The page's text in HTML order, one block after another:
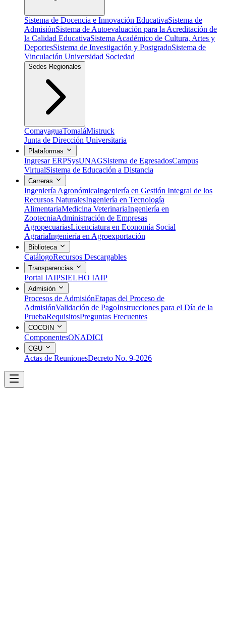
Sistema de Docencia e Innovación EducativaSistema de
AdmisiónSistema de Autoevaluación para la Acreditación de
la Calidad EducativaSistema Académico de Cultura, Artes y
DeportesSistema de Investigación y PostgradoSistema de
Vinculación Universidad Sociedad
Sedes Regionales
ComayaguaTomaláMistruck
Junta de Dirección Universitaria
Plataformas
Ingresar ERPSysUNAGSistema de EgresadosCampus
VirtualSistema de Educación a Distancia
Carreras
Ingeniería AgronómicaIngeniería en Gestión Integral de los
Recursos NaturalesIngeniería en Tecnología
AlimentariaMedicina VeterinariaIngeniería en
ZootecniaAdministración de Empresas
AgropecuariasLicenciatura en Economía Social
AgrariaIngeniería en Agroexportación
Biblioteca
CatálogoRecursos Descargables
Transparencias
Portal IAIPSIELHO IAIP
Admisión
Procesos de AdmisiónEtapas del Proceso de
AdmisiónValidación de PagoInstrucciones para el Día de la
PruebaRequisitosPreguntas Frecuentes
COCOIN
ComponentesONADICI
CGU
Actas de ReunionesDecreto No. 9-2026